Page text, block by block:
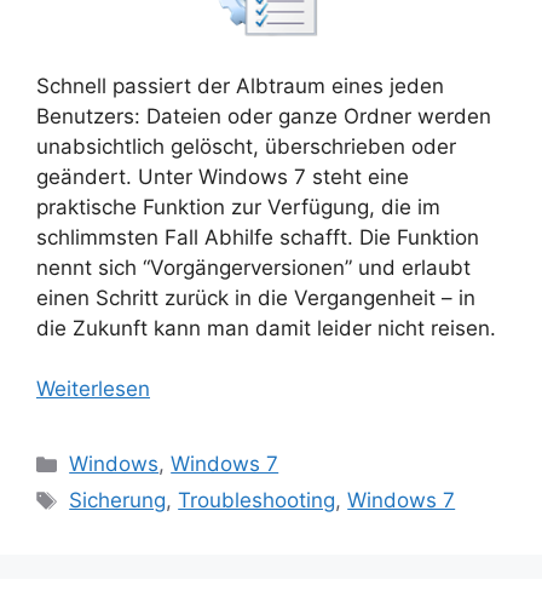
Schnell passiert der Albtraum eines jeden
Benutzers: Dateien oder ganze Ordner werden
unabsichtlich gelöscht, überschrieben oder
geändert. Unter Windows 7 steht eine
praktische Funktion zur Verfügung, die im
schlimmsten Fall Abhilfe schafft. Die Funktion
nennt sich “Vorgängerversionen” und erlaubt
einen Schritt zurück in die Vergangenheit – in
die Zukunft kann man damit leider nicht reisen.
Weiterlesen
Kategorien
Windows,Windows 7
Schlagwörter
Sicherung,Troubleshooting,Windows 7